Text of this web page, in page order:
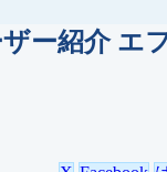
ー紹介 エ